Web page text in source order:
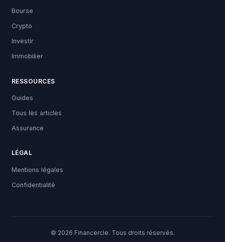
Bourse
Crypto
Investir
Immobilier
RESSOURCES
Guides
Tous les articles
Assurance
LÉGAL
Mentions légales
Confidentialité
© 2026 Financercle. Tous droits réservés.